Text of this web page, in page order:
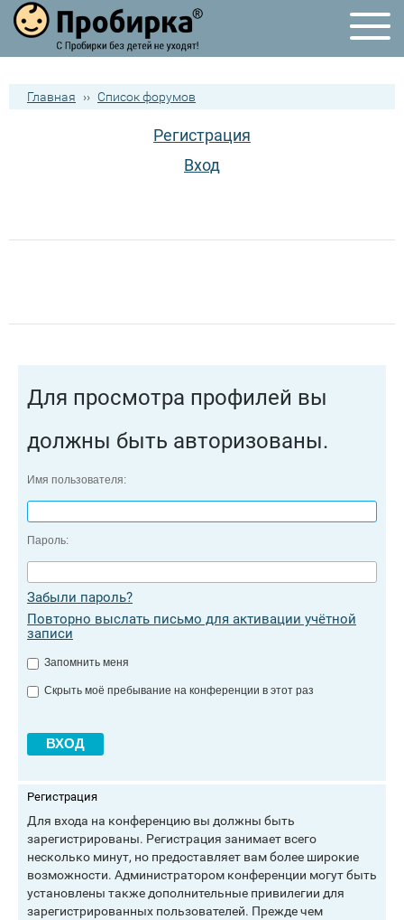
Главная ›› Список форумов
Регистрация
Вход
Для просмотра профилей вы
должны быть авторизованы.
Имя пользователя:
Пароль:
Забыли пароль?
Повторно выслать письмо для активации учётной
записи
Запомнить меня
Скрыть моё пребывание на конференции в этот раз
Регистрация
Для входа на конференцию вы должны быть
зарегистрированы. Регистрация занимает всего
несколько минут, но предоставляет вам более широкие
возможности. Администратором конференции могут быть
установлены также дополнительные привилегии для
зарегистрированных пользователей. Прежде чем